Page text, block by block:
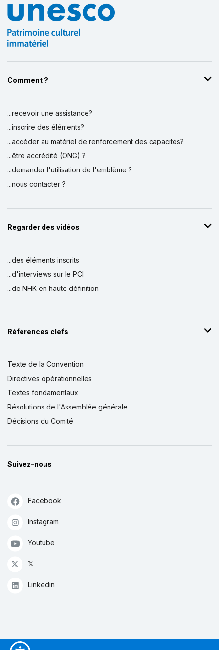
Comment ?
...recevoir une assistance?
...inscrire des éléments?
...accéder au matériel de renforcement des capacités?
...être accrédité (ONG) ?
...demander l'utilisation de l'emblème ?
...nous contacter ?
Regarder des vidéos
...des éléments inscrits
...d'interviews sur le PCI
...de NHK en haute définition
Références clefs
Texte de la Convention
Directives opérationnelles
Textes fondamentaux
Résolutions de l'Assemblée générale
Décisions du Comité
Suivez-nous
Facebook
Instagram
Youtube
𝕏
Linkedin